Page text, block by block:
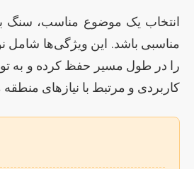
انتخاب یک موضوع مناسب، سنگ
مناسبی باشد. این ویژگی‌ها شامل
را در طول مسیر حفظ کرده و به
کاربردی و مرتبط با نیازهای